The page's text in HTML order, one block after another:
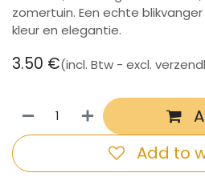
zomertuin. Een echte
kleur en elegantie.
3.50 €(incl. Btw - excl.
Add to